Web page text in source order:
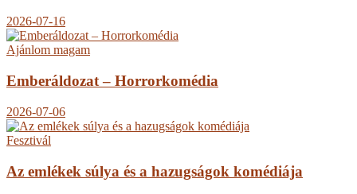
2026-07-16
Ajánlom magam
Emberáldozat – Horrorkomédia
2026-07-06
Fesztivál
Az emlékek súlya és a hazugságok komédiája